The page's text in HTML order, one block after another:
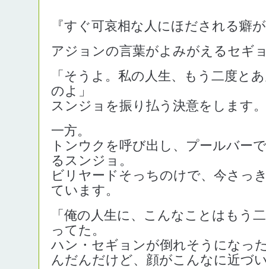
『すぐ可哀相な人にほだされる癖
アジョンの言葉がよみがえるセギ
「そうよ。私の人生、もう二度と
のよ」
スンジョを振り払う決意をします。
一方。
トンウクを呼び出し、プールバー
るスンジョ。
ビリヤードそっちのけで、今さっ
ています。
「俺の人生に、こんなことはもう
ってた。
ハン・セギョンが倒れそうになっ
んだんだけど、顔がこんなに近づ